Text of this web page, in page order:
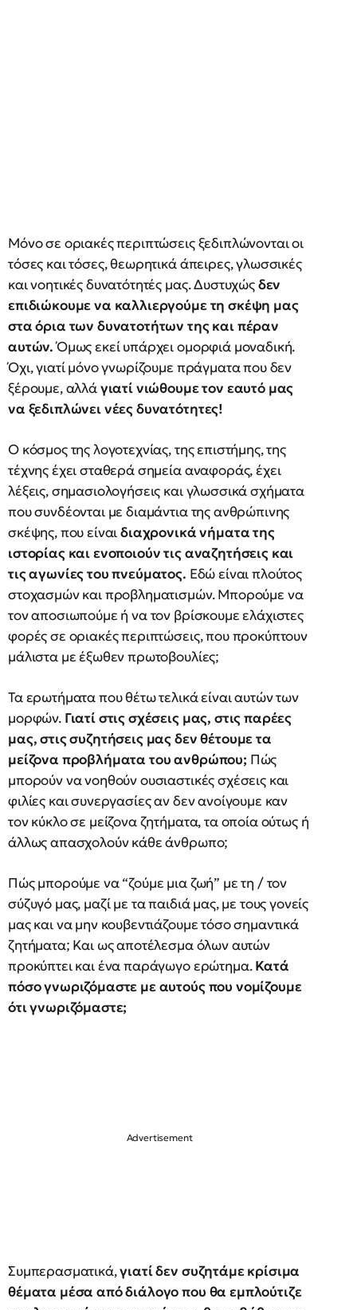
Μόνο σε οριακές περιπτώσεις ξεδιπλώνονται οι
τόσες και τόσες, θεωρητικά άπειρες, γλωσσικές
και νοητικές δυνατότητές μας. Δυστυχώςδεν
επιδιώκουμε να καλλιεργούμε τη σκέψη μας
στα όρια των δυνατοτήτων της και πέραν
αυτών.Όμως εκεί υπάρχει ομορφιά μοναδική.
Όχι, γιατί μόνο γνωρίζουμε πράγματα που δεν
ξέρουμε, αλλάγιατί νιώθουμε τον εαυτό μας
να ξεδιπλώνει νέες δυνατότητες!
Ο κόσμος της λογοτεχνίας, της επιστήμης, της
τέχνης έχει σταθερά σημεία αναφοράς, έχει
λέξεις, σημασιολογήσεις και γλωσσικά σχήματα
που συνδέονται με διαμάντια της ανθρώπινης
σκέψης, που είναιδιαχρονικά νήματα της
ιστορίας και ενοποιούν τις αναζητήσεις και
τις αγωνίες του πνεύματος. Εδώ είναι πλούτος
στοχασμών και προβληματισμών. Μπορούμε να
τον αποσιωπούμε ή να τον βρίσκουμε ελάχιστες
φορές σε οριακές περιπτώσεις, που προκύπτουν
μάλιστα με έξωθεν πρωτοβουλίες;
Τα ερωτήματα που θέτω τελικά είναι αυτών των
μορφών. Γιατί στις σχέσεις μας, στις παρέες
μας, στις συζητήσεις μας δεν θέτουμε τα
μείζονα προβλήματα του ανθρώπου; Πώς
μπορούν να νοηθούν ουσιαστικές σχέσεις και
φιλίες και συνεργασίες αν δεν ανοίγουμε καν
τον κύκλο σε μείζονα ζητήματα, τα οποία ούτως ή
άλλως απασχολούν κάθε άνθρωπο;
Πώς μπορούμε να “ζούμε μια ζωή” με τη / τον
σύζυγό μας, μαζί με τα παιδιά μας, με τους γονείς
μας και να μην κουβεντιάζουμε τόσο σημαντικά
ζητήματα; Και ως αποτέλεσμα όλων αυτών
προκύπτει και ένα παράγωγο ερώτημα.Κατά
πόσο γνωριζόμαστε με αυτούς που νομίζουμε
ότι γνωριζόμαστε;
Συμπερασματικά,γιατί δεν συζητάμε κρίσιμα
θέματα μέσα από διάλογο που θα εμπλούτιζε